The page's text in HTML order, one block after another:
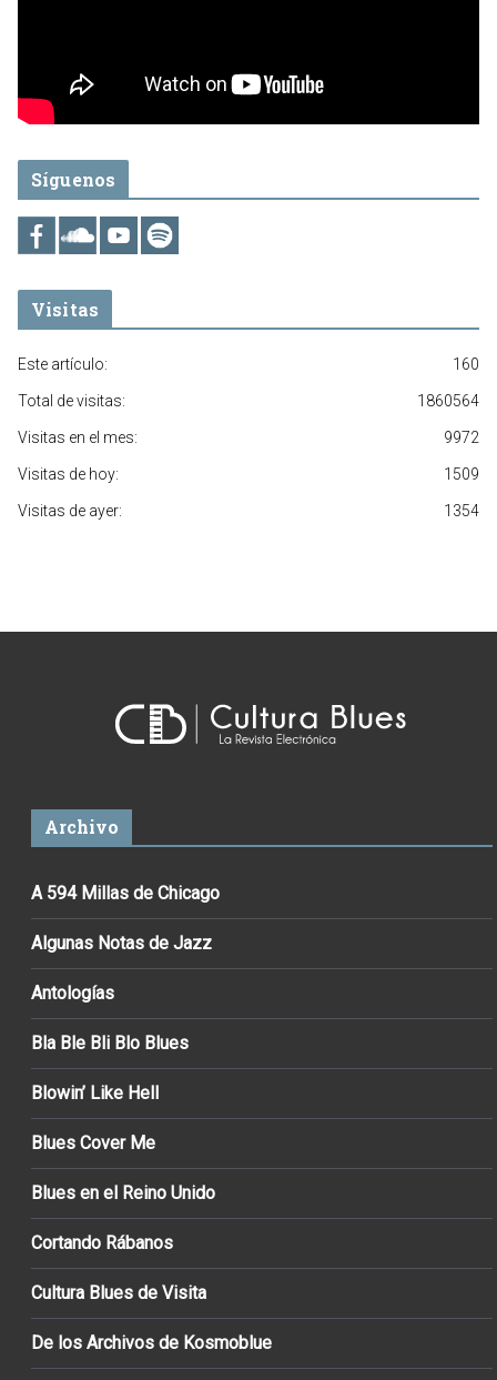
Síguenos
Visitas
160
Este artículo:
1860564
Total de visitas:
9972
Visitas en el mes:
1509
Visitas de hoy:
1354
Visitas de ayer:
Archivo
A 594 Millas de Chicago
Algunas Notas de Jazz
Antologías
Bla Ble Bli Blo Blues
Blowin’ Like Hell
Blues Cover Me
Blues en el Reino Unido
Cortando Rábanos
Cultura Blues de Visita
De los Archivos de Kosmoblue